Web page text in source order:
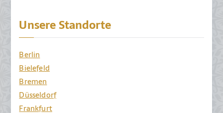
Unsere Standorte
Berlin
Bielefeld
Bremen
Düsseldorf
Frankfurt